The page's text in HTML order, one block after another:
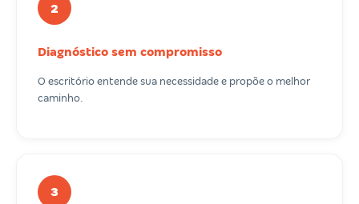
2
Diagnóstico sem compromisso
O escritório entende sua necessidade e propõe o melhor
caminho.
3